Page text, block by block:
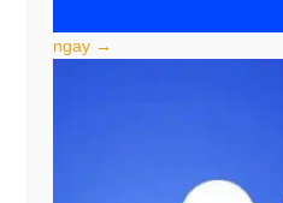
ngay →